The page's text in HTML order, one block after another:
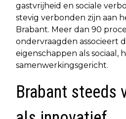
gastvrijheid en sociale
stevig verbonden zijn aan
Brabant. Meer dan 90
ondervraagden associeert
eigenschappen als sociaal,
samenwerkingsgericht.
Brabant steeds